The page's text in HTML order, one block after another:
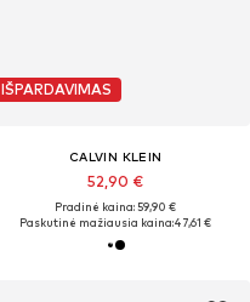
IŠPARDAVIMAS
CALVIN KLEIN
52,90 €
Pradinė kaina: 59,90 €
Paskutinė mažiausia kaina:47,61 €